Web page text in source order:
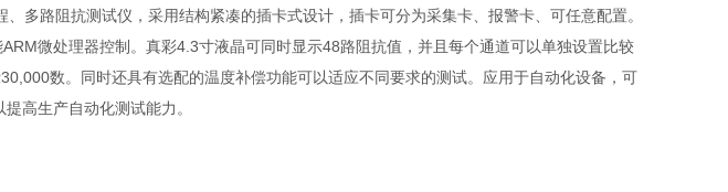
多路阻抗测试仪，采用结构紧凑的插卡式设计，插卡可分为采集卡、报警卡、可任意配置。
微处理器控制。真彩4.3寸液晶可同时显示48路阻抗值，并且每个通道可以单独设置比较
数。同时还具有选配的温度补偿功能可以适应不同要求的测试。应用于自动化设备，可
高生产自动化测试能力。